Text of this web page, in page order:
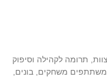
תרומה לקהילה וסיפוק
משחקים, בונים,